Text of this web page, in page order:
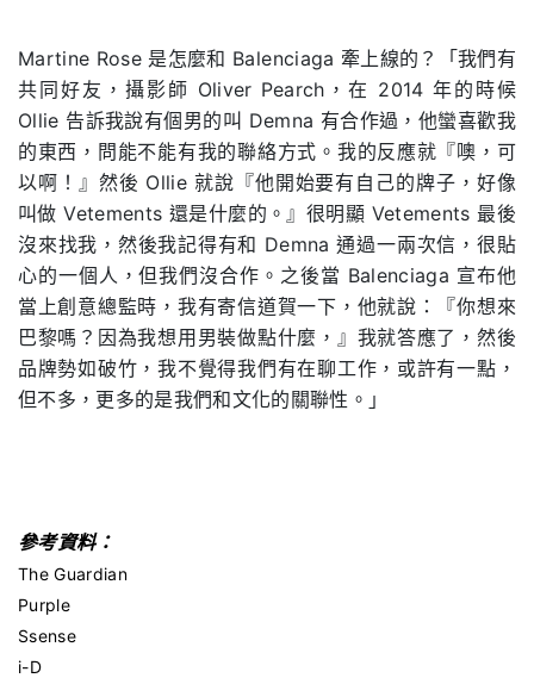
Martine Rose 是怎麼和 Balenciaga 牽上線的？「我們有
共同好友，攝影師 Oliver Pearch，在 2014 年的時候
Ollie 告訴我說有個男的叫 Demna 有合作過，他蠻喜歡我
的東西，問能不能有我的聯絡方式。我的反應就『噢，可
以啊！』然後 Ollie 就說『他開始要有自己的牌子，好像
叫做 Vetements 還是什麼的。』很明顯 Vetements 最後
沒來找我，然後我記得有和 Demna 通過一兩次信，很貼
心的一個人，但我們沒合作。之後當 Balenciaga 宣布他
當上創意總監時，我有寄信道賀一下，他就說：『你想來
巴黎嗎？因為我想用男裝做點什麼，』我就答應了，然後
品牌勢如破竹，我不覺得我們有在聊工作，或許有一點，
但不多，更多的是我們和文化的關聯性。」
參考資料：
The Guardian
Purple
Ssense
i-D